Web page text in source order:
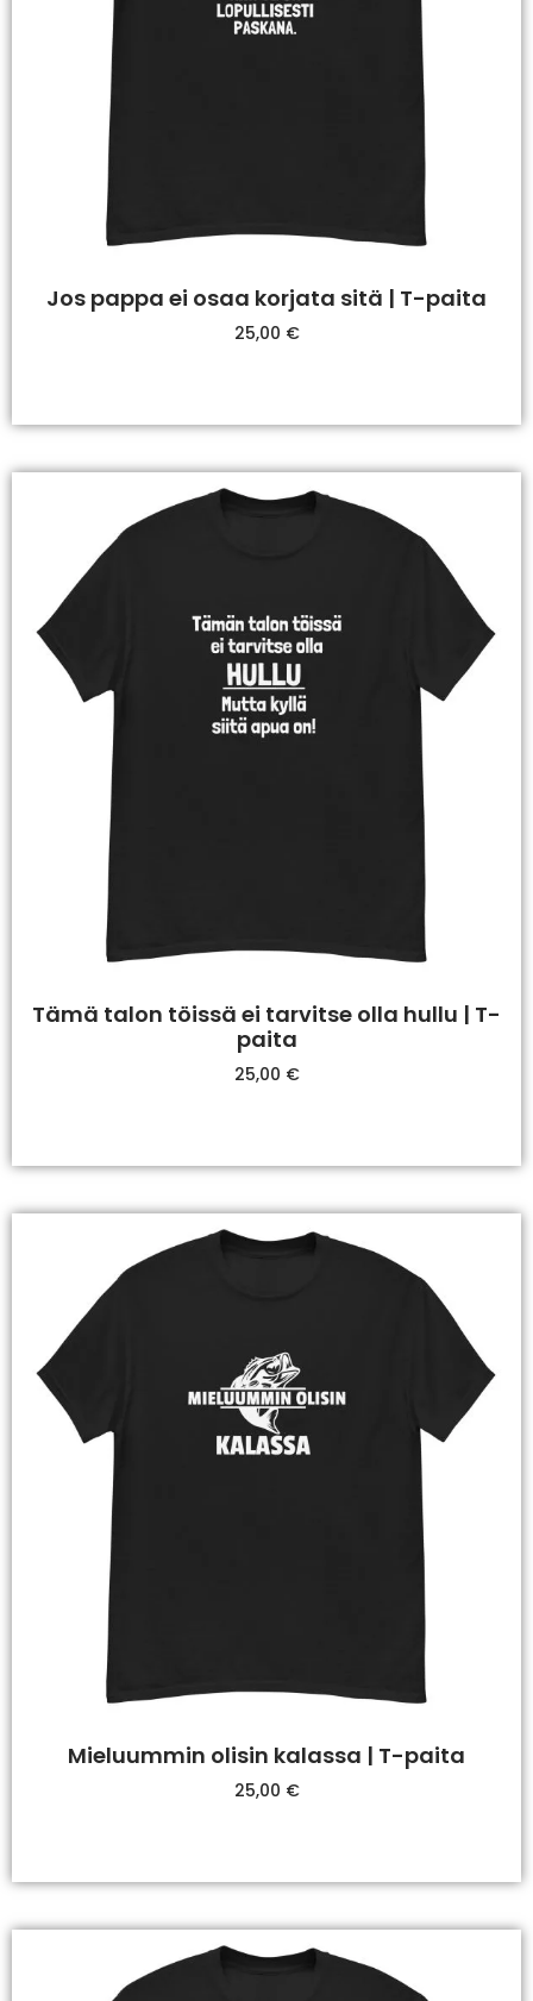
Jos pappa ei osaa korjata sitä | T-paita
25,00 €
Tämä talon töissä ei tarvitse olla hullu | T-
paita
25,00 €
Mieluummin olisin kalassa | T-paita
25,00 €